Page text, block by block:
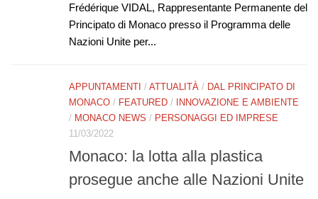
Frédérique VIDAL, Rappresentante Permanente del
Principato di Monaco presso il Programma delle
Nazioni Unite per...
APPUNTAMENTI / ATTUALITÀ / DAL PRINCIPATO DI
MONACO / FEATURED /
INNOVAZIONE E AMBIENTE
/ MONACO NEWS / PERSONAGGI ED IMPRESE
11/03/2022
Monaco: la lotta alla plastica
prosegue anche alle Nazioni Unite